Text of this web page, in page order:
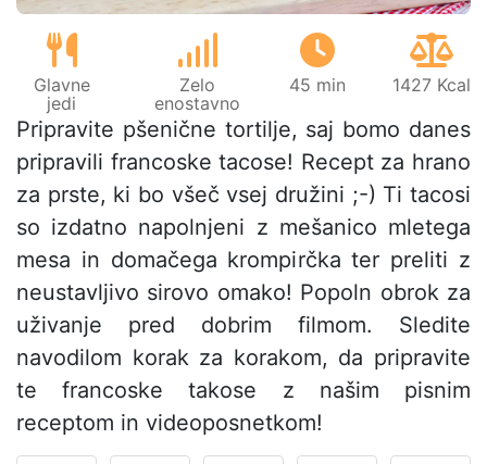
Glavne
jedi
Zelo
enostavno
45 min 1427 Kcal
Pripravite pšenične tortilje, saj bomo danes
pripravili francoske tacose! Recept za hrano
za prste, ki bo všeč vsej družini ;-) Ti tacosi
so izdatno napolnjeni z mešanico mletega
mesa in domačega krompirčka ter preliti z
neustavljivo sirovo omako! Popoln obrok za
uživanje pred dobrim filmom. Sledite
navodilom korak za korakom, da pripravite
te francoske takose z našim pisnim
receptom in videoposnetkom!